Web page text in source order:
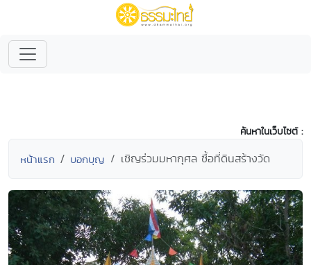
ค้นหาในเว็บไซต์ :
หน้าแรก บอกบุญ เชิญร่วมมหากุศล ซื้อที่ดินสร้างวัด